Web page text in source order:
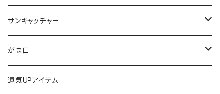
サンキャッチャー
ストラップ
チャーム
がま口
ちびがま
運氣UPアイテム